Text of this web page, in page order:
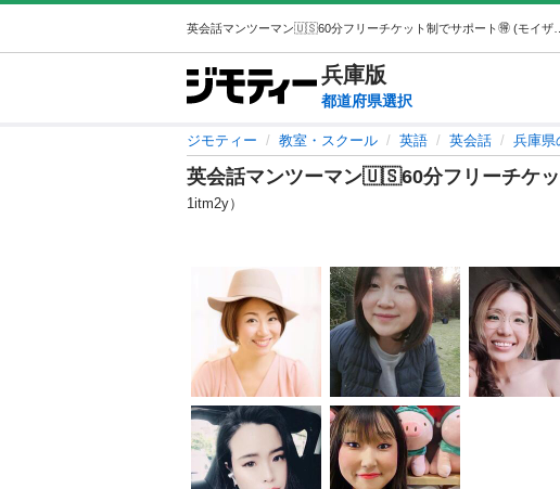
兵庫版
都道府県選択
ジモティー 教室・スクール 英語 英会話 兵庫県
英会話マンツーマン🇺🇸60分フリーチケ
1itm2y）